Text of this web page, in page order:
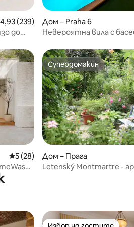
оценка: 4,93 от 5, 239 отзива
4,93 (239)
до
Дом – Praha 6
Невероятна вила с
паркиране
Средна оценка: 5 от 5, 28 отзива
5 (28)
Супердомакин
Супердомакин
Дом – Прага
Letenský Montmartre -